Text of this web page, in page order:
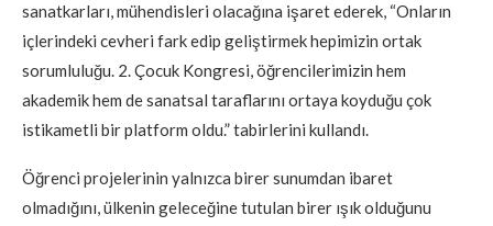
sanatkarları, mühendisleri olacağına işaret ederek, “Onların
içlerindeki cevheri fark edip geliştirmek hepimizin ortak
sorumluluğu. 2. Çocuk Kongresi, öğrencilerimizin hem
akademik hem de sanatsal taraflarını ortaya koyduğu çok
istikametli bir platform oldu.” tabirlerini kullandı.
Öğrenci projelerinin yalnızca birer sunumdan ibaret
olmadığını, ülkenin geleceğine tutulan birer ışık olduğunu